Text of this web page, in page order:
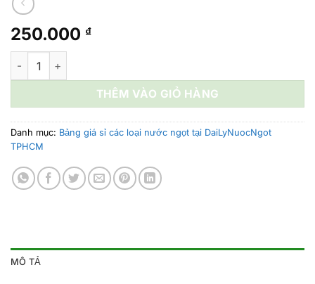
250.000 ₫
Đại lý Coca-cola giá sỉ cho quán ăn uống, nhà hàng số lượng
THÊM VÀO GIỎ HÀNG
Danh mục: Bảng giá sỉ các loại nước ngọt tại DaiLyNuocNgot
TPHCM
MÔ TẢ